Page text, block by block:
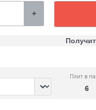
+
Плит в
6